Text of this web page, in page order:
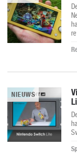
NIEUWS